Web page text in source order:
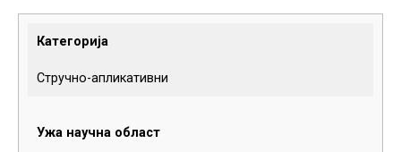
Категорија
Стручно-апликативни
Ужа научна област